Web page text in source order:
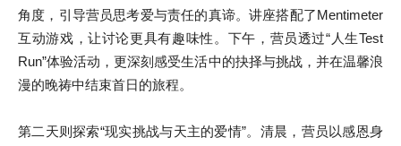
角度，引导营员思考爱与责任的真谛。讲座搭配了Mentimeter
互动游戏，让讨论更具有趣味性。下午，营员透过“人生Test
Run”体验活动，更深刻感受生活中的抉择与挑战，并在温馨浪
漫的晚祷中结束首日的旅程。
第二天则探索“现实挑战与天主的爱情”。清晨，营员以感恩身